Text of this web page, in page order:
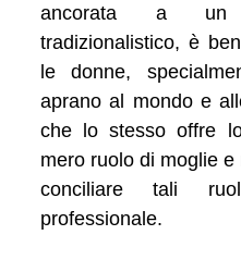
ancorata a un
tradizionalistico, è
le donne,
aprano al mondo e
che lo stesso offre
mero ruolo di moglie
conciliare tali
professionale.